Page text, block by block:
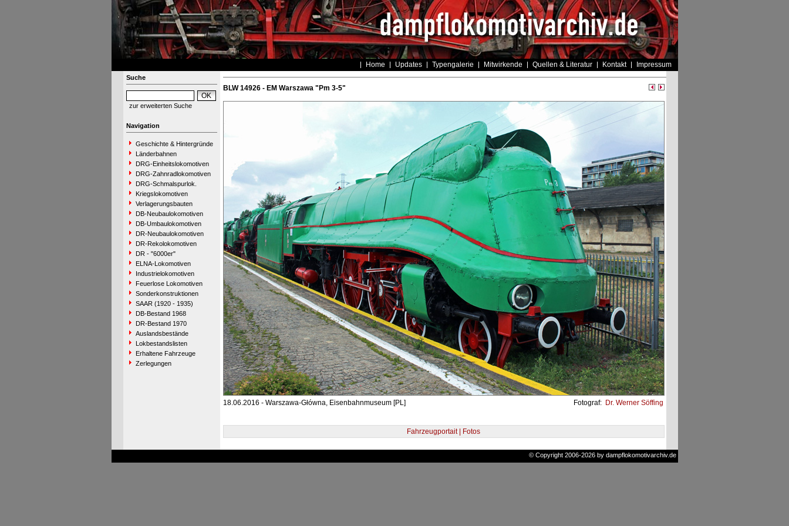
Home Updates Typengalerie Mitwirkende Quellen & Literatur Kontakt Impressum
Suche
zur erweiterten Suche
Navigation
Geschichte & Hintergründe
Länderbahnen
DRG-Einheitslokomotiven
DRG-Zahnradlokomotiven
DRG-Schmalspurlok.
Kriegslokomotiven
Verlagerungsbauten
DB-Neubaulokomotiven
DB-Umbaulokomotiven
DR-Neubaulokomotiven
DR-Rekolokomotiven
DR - "6000er"
ELNA-Lokomotiven
Industrielokomotiven
Feuerlose Lokomotiven
Sonderkonstruktionen
SAAR (1920 - 1935)
DB-Bestand 1968
DR-Bestand 1970
Auslandsbestände
Lokbestandslisten
Erhaltene Fahrzeuge
Zerlegungen
BLW 14926 - EM Warszawa "Pm 3-5"
18.06.2016 - Warszawa-Główna, Eisenbahnmuseum [PL] Fotograf: Dr. Werner Söffing
Fahrzeugportait | Fotos
© Copyright 2006-2026 by dampflokomotivarchiv.de